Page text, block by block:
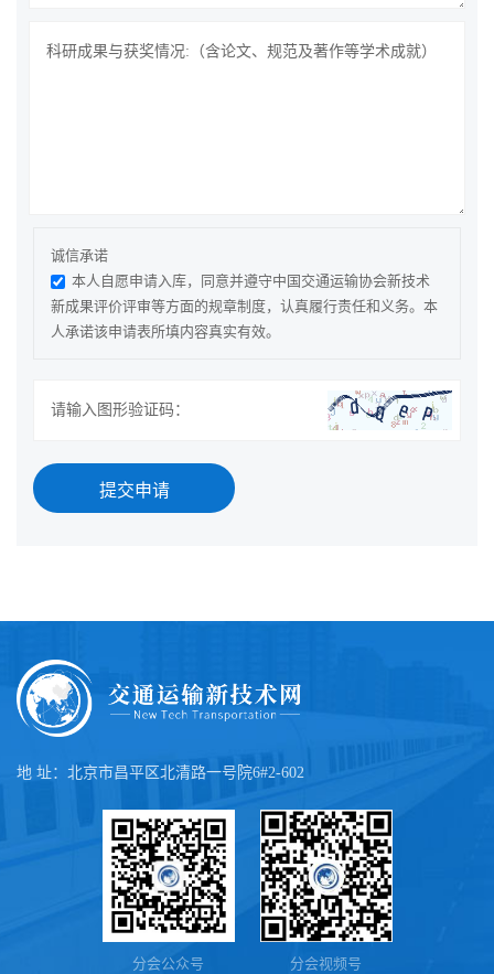
诚信承诺
本人自愿申请入库，同意并遵守中国交通运输协会新技术
新成果评价评审等方面的规章制度，认真履行责任和义务。本
人承诺该申请表所填内容真实有效。
提交申请
地 址：北京市昌平区北清路一号院6#2-602
分会公众号 分会视频号